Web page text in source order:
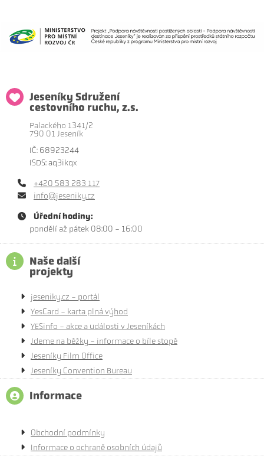
Jeseníky Sdružení
cestovního ruchu, z.s.
Palackého 1341/2
790 01 Jeseník
IČ: 68923244
ISDS: aq3ikqx
+420 583 283 117
info@jeseniky.cz
Úřední hodiny:
pondělí až pátek 08:00 - 16:00
Naše další
projekty
jeseniky.cz - portál
YesCard - karta plná výhod
YESinfo - akce a události v Jeseníkách
Jdeme na běžky - informace o bíle stopě
Jeseníky Film Office
Jeseníky Convention Bureau
Informace
Obchodní podmínky
Informace o ochraně osobních údajů